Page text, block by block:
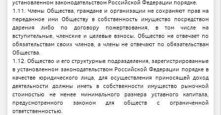
установленном законодательством Российской Федерации порядке.
1.11. Члены Общества, граждане и организации не сохраняют прав на
переданное ими Обществу в собственность имущество посредством
дарения либо по договору пожертвования, в том числе на
вступительные, членские и целевые взносы. Общество не отвечает по
обязательствам своих членов, а члены не отвечают по обязательствам
Общества.
1.12. Общество и его структурные подразделения, зарегистрированные
в установленном законодательством Российской Федерации порядке в
качестве юридического лица, для осуществления приносящей доход
деятельности должны иметь в собственности имущество рыночной
стоимостью не менее минимального размера уставного капитала,
предусмотренного законом для обществ с ограниченной
ответственностью.